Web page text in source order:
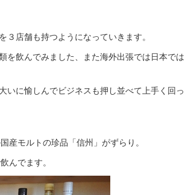
店舗も持つようになっていきます。
を飲んでみました、また海外出張では日本では
いに愉しんでビジネスも押し並べて上手く回っ
産モルトの珍品「信州」がずらり。
んでます。